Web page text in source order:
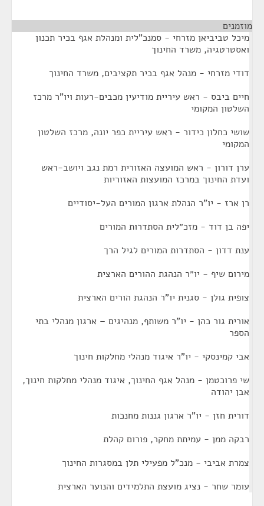
מוזמנים
מיכל טביביאן מזרחי - סמנכ"לית ומנהלת אגף בכיר תכנון
ואסטרטגיה, משרד החינוך
דודי מזרחי - מנהל אגף בכיר תקציבים, משרד החינוך
חיים ביבס - ראש עיריית מודיעין מכבים-רעות ויו"ר מרכז
השלטון המקומי
שושי כחלון כידור - ראש עיריית כפר יונה, מרכז השלטון
המקומי
ערן דורון - ראש המועצה האזורית רמת נגב ויושב-ראש
ועדת החינוך במרכז המועצות האזוריות
רן ארז - יו"ר הנהלת ארגון המורים העל-יסודיים
יפה בן דוד - מזכ״לית הסתדרות המורים
ענת דדון - הסתדרות המורים לגיל הרך
מירום שיף - יו״ר הנהגת ההורים הארצית
צופית גולן - סגנית יו"ר הנהגת הורים הארצית
אורית גור כהן - יו"ר משותף, מנהיגים – ארגון מנהלי בתי
הספר
אבי קמינסקי - יו"ר איגוד מנהלי מחלקות חינוך
שי פרוכטמן - מנהל אגף החינוך, איגוד מנהלי מחלקות חינוך,
אבן יהודה
דורית חזן - יו"ר ארגון גננות מחנכות
רבקה ממן - עמיתת מחקר, פורום קהלת
צמרת אביבי - מנכ"ל מפעילי תלן במסגרות החינוך
עומר שחר - נציג מועצת התלמידים והנוער הארצית